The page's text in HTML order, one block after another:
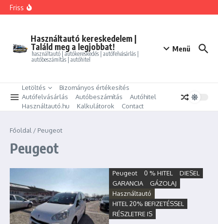
Ugrás a tartalomhoz
Friss
BMW 325i xDrive Coupe
PEUGEOT PARTNER Tepee 1.6 HDi Active
Használtautó kereskedelem |
Találd meg a legjobbat!
használtautó | autókereskedés | autófelvásárlás |
autóbeszámítás | autóhitel
Menü
Letöltés
Bizományos értékesítés
Autófelvásárlás
Autóbeszámítás
Autóhitel
Használtautó.hu
Kalkulátorok Contact
Főoldal / Peugeot
Peugeot
Peugeot 0 % HITEL
DIESEL
GARANCIA
GÁZOLAJ
Használtautó
HITEL 20% BEFIZETÉSSEL
RÉSZLETRE IS